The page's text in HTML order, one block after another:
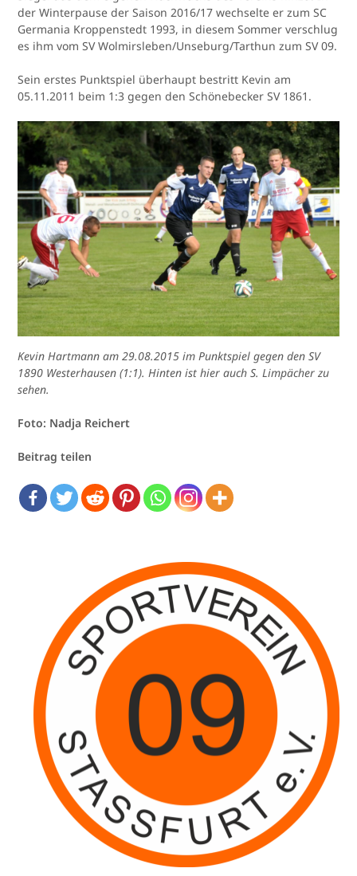
der Winterpause der Saison 2016/17 wechselte er zum SC
Germania Kroppenstedt 1993, in diesem Sommer verschlug
es ihm vom SV Wolmirsleben/Unseburg/Tarthun zum SV 09.
Sein erstes Punktspiel überhaupt bestritt Kevin am
05.11.2011 beim 1:3 gegen den Schönebecker SV 1861.
Kevin Hartmann am 29.08.2015 im Punktspiel gegen den SV
1890 Westerhausen (1:1). Hinten ist hier auch S. Limpächer zu
sehen.
Foto: Nadja Reichert
Beitrag teilen